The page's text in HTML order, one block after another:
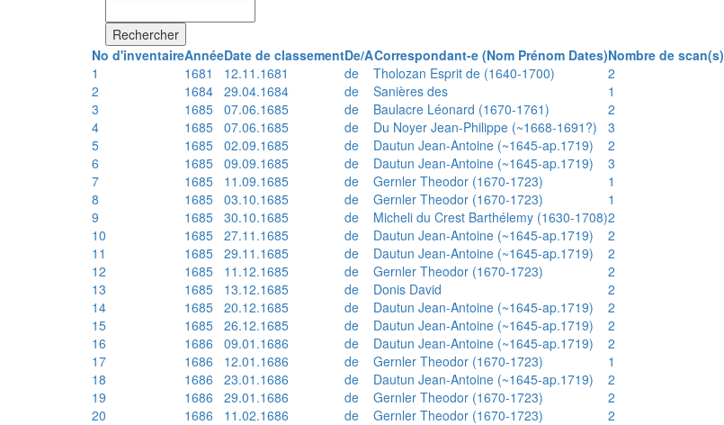
Rechercher
No d'inventaireAnnéeDate de classementDe/ACorrespondant-e (Nom Prénom Dates)Nombre de scan(s)
1
1681 12.11.1681 de Tholozan Esprit de (1640-1700)
2
2
1684 29.04.1684 de Sanières des
1
3
1685 07.06.1685 de Baulacre Léonard (1670-1761)
2
4
1685 07.06.1685 de Du Noyer Jean-Philippe (~1668-1691?)
3
5
1685 02.09.1685 de Dautun Jean-Antoine (~1645-ap.1719)
2
6
1685 09.09.1685 de Dautun Jean-Antoine (~1645-ap.1719)
3
7
1685 11.09.1685 de Gernler Theodor (1670-1723)
1
8
1685 03.10.1685 de Gernler Theodor (1670-1723)
1
9
1685 30.10.1685 de Micheli du Crest Barthélemy (1630-1708)2
10
1685 27.11.1685 de Dautun Jean-Antoine (~1645-ap.1719)
2
11
1685 29.11.1685 de Dautun Jean-Antoine (~1645-ap.1719)
2
12
1685 11.12.1685 de Gernler Theodor (1670-1723)
2
13
1685 13.12.1685 de Donis David
2
14
1685 20.12.1685 de Dautun Jean-Antoine (~1645-ap.1719)
2
15
1685 26.12.1685 de Dautun Jean-Antoine (~1645-ap.1719)
2
16
1686 09.01.1686 de Dautun Jean-Antoine (~1645-ap.1719)
2
17
1686 12.01.1686 de Gernler Theodor (1670-1723)
1
18
1686 23.01.1686 de Dautun Jean-Antoine (~1645-ap.1719)
2
19
1686 29.01.1686 de Gernler Theodor (1670-1723)
2
20
1686 11.02.1686 de Gernler Theodor (1670-1723)
2